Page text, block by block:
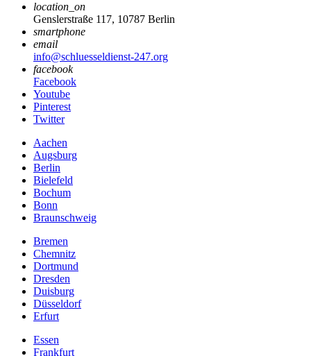
location_on
Genslerstraße 117, 10787 Berlin
smartphone
email
info@schluesseldienst-247.org
facebook
Facebook
Youtube
Pinterest
Twitter
Aachen
Augsburg
Berlin
Bielefeld
Bochum
Bonn
Braunschweig
Bremen
Chemnitz
Dortmund
Dresden
Duisburg
Düsseldorf
Erfurt
Essen
Frankfurt